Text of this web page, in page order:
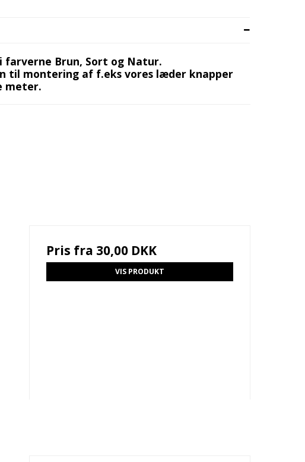
farverne Brun, Sort og Natur.
til montering af f.eks vores læder knapper
meter.
Pris fra 30,00 DKK
VIS PRODUKT